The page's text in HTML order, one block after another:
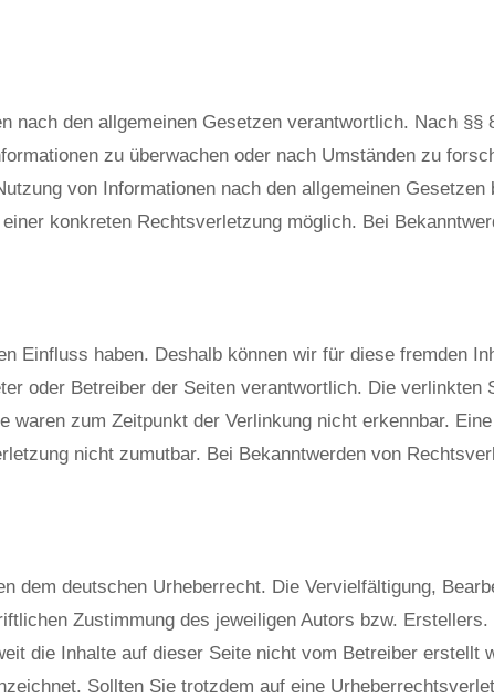
den allgemeinen Gesetzen verantwortlich. Nach §§
zu überwachen oder nach Umständen zu
von Informationen nach den allgemeinen Gesetzen
konkreten Rechtsverletzung möglich. Bei
Einfluss haben. Deshalb können wir für diese fremden
oder Betreiber der Seiten verantwortlich. Die verlinkten
zum Zeitpunkt der Verlinkung nicht erkennbar.
nicht zumutbar. Bei Bekanntwerden von
dem deutschen Urheberrecht. Die Vervielfältigung,
Zustimmung des jeweiligen Autors bzw.
die Inhalte auf dieser Seite nicht vom Betreiber erstellt
Sollten Sie trotzdem auf eine